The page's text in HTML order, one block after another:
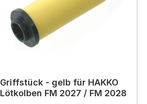
Griffstück - gelb für HAKKO
Lötkolben FM 2027 / FM 2028